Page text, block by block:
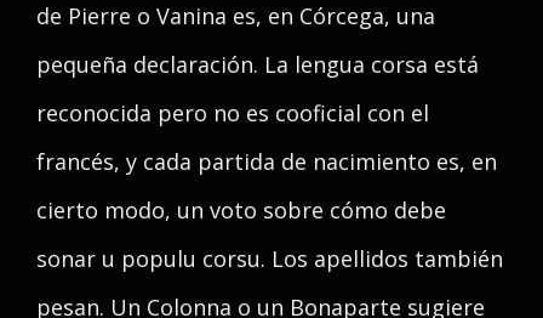
de Pierre o Vanina es, en Córcega, una
pequeña declaración. La lengua corsa está
reconocida pero no es cooficial con el
francés, y cada partida de nacimiento es, en
cierto modo, un voto sobre cómo debe
sonar u populu corsu. Los apellidos también
pesan. Un Colonna o un Bonaparte sugiere